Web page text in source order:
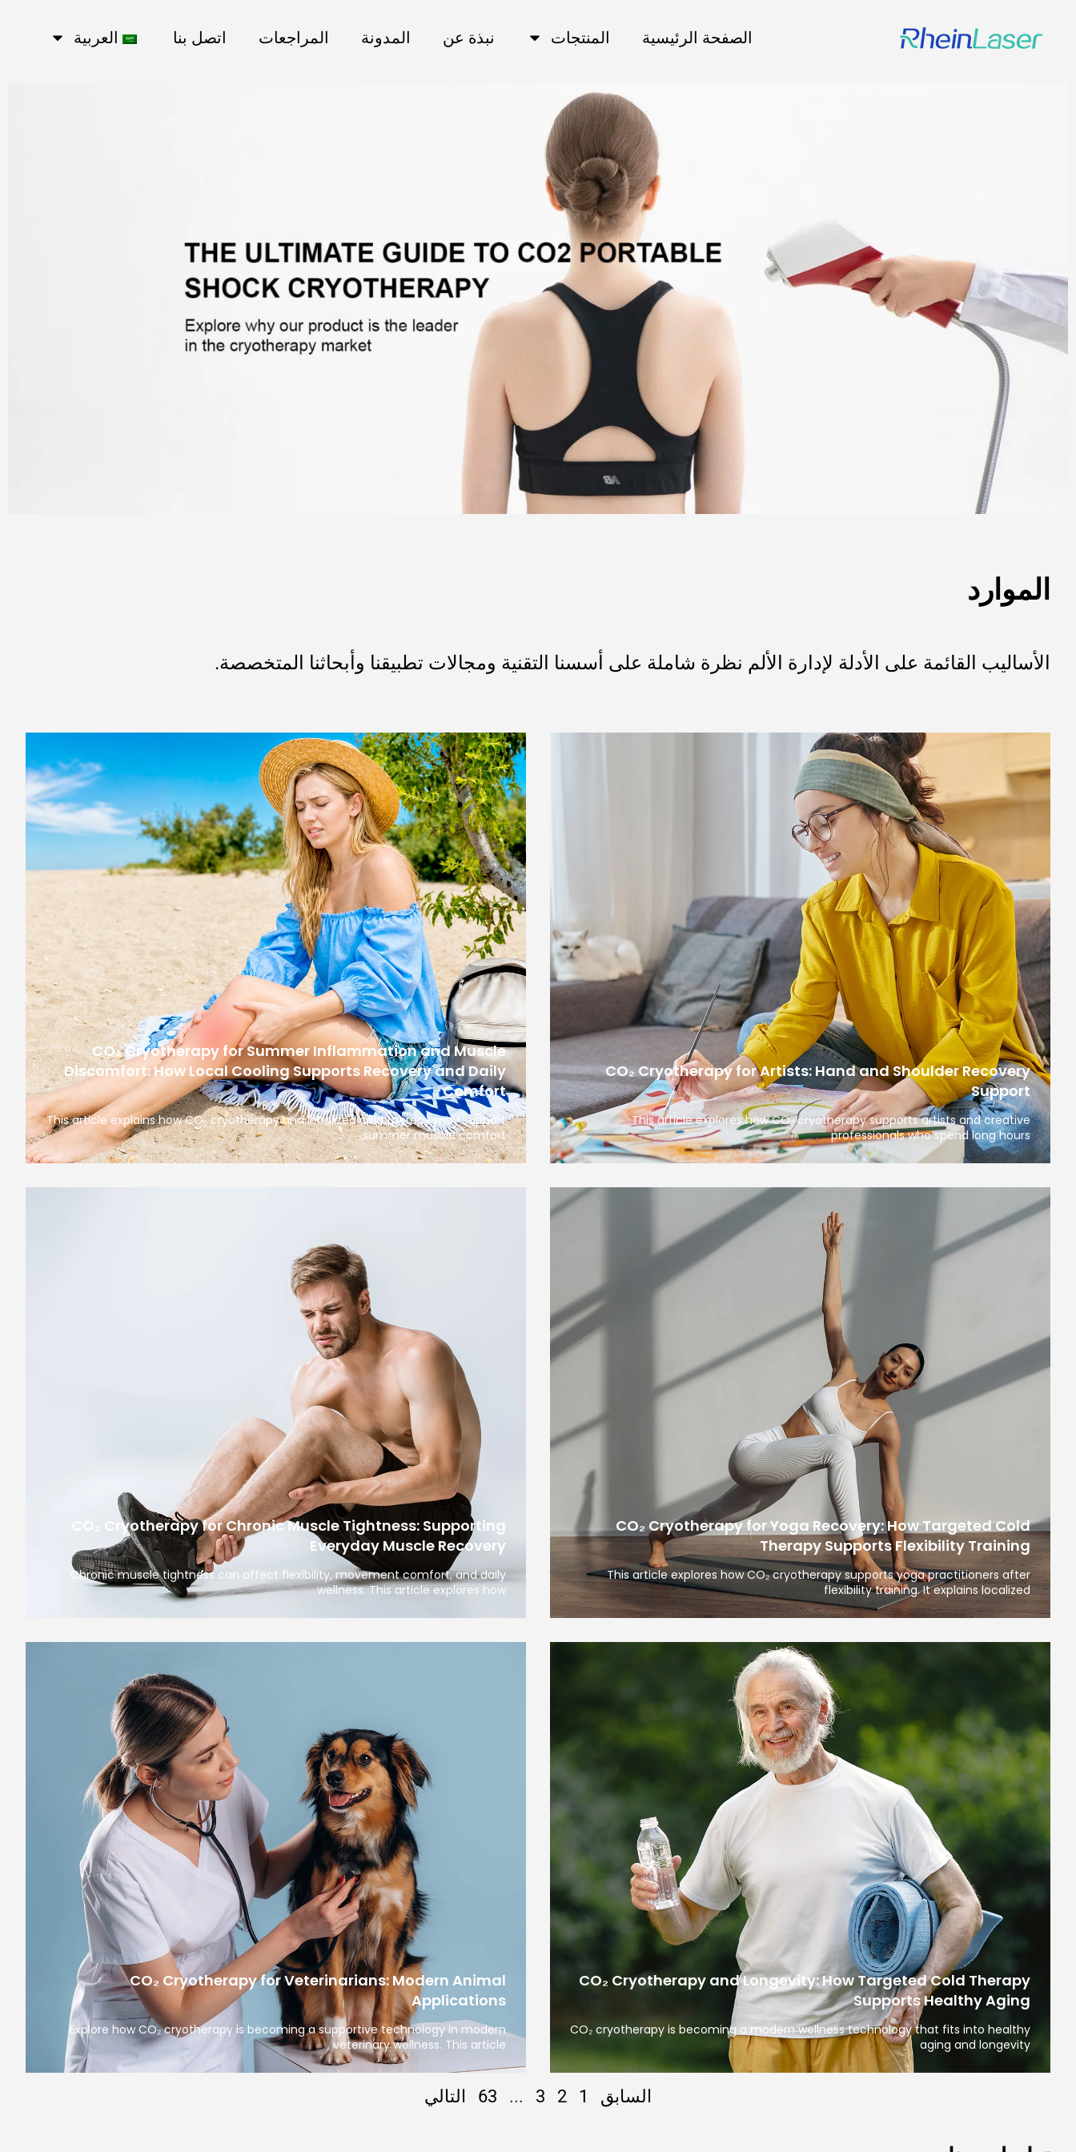
الصفحة الرئيسية المنتجات نبذة عن المدونة المراجعات اتصل بنا العربية
الموارد
الأساليب القائمة على الأدلة لإدارة الألم نظرة شاملة على أسسنا التقنية ومجالات تطبيقنا وأبحاثنا المتخصصة.
CO₂ Cryotherapy for Artists: Hand and Shoulder Recovery
Support
This article explores how CO₂ cryotherapy supports artists and creative
professionals who spend long hours
CO₂ Cryotherapy for Summer Inflammation and Muscle
Discomfort: How Local Cooling Supports Recovery and Daily
Comfort
This article explains how CO₂ cryotherapy and localized cold therapy may support
summer muscle comfort
CO₂ Cryotherapy for Yoga Recovery: How Targeted Cold
Therapy Supports Flexibility Training
This article explores how CO₂ cryotherapy supports yoga practitioners after
flexibility training. It explains localized
CO₂ Cryotherapy for Chronic Muscle Tightness: Supporting
Everyday Muscle Recovery
Chronic muscle tightness can affect flexibility, movement comfort, and daily
wellness. This article explores how
CO₂ Cryotherapy and Longevity: How Targeted Cold Therapy
Supports Healthy Aging
CO₂ cryotherapy is becoming a modern wellness technology that fits into healthy
aging and longevity
CO₂ Cryotherapy for Veterinarians: Modern Animal
Applications
Explore how CO₂ cryotherapy is becoming a supportive technology in modern
veterinary wellness. This article
السابق 1
2
3
...
63 التالي